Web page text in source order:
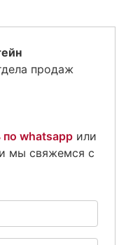
продаж
по whatsapp или
мы свяжемся с